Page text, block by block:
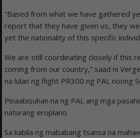
“Based from what we have gathered
report that they have given us, they
yet the nationality of this specific
We are still coordinating closely if this
coming from our country,” saad ni
na lulan ng flight PR300 ng PAL noong
Pinaabisuhan na ng PAL ang mga
naturang eroplano.
Sa kabila ng mababang tsansa na